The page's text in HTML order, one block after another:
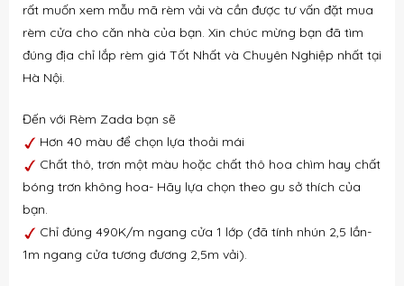
rất muốn xem mẫu mã rèm vải và cần được tư vấn đặt mua
rèm cửa cho căn nhà của bạn. Xin chúc mừng bạn đã tìm
đúng địa chỉ lắp rèm giá Tốt Nhất và Chuyên Nghiệp nhất tại
Hà Nội.
Đến với Rèm Zada bạn sẽ
Hơn 40 màu để chọn lựa thoải mái
Chất thô, trơn một màu hoặc chất thô hoa chìm hay chất
bóng trơn không hoa- Hãy lựa chọn theo gu sở thích của
bạn.
Chỉ đúng 490K/m ngang cửa 1 lớp (đã tính nhún 2,5 lần-
1m ngang cửa tương đương 2,5m vải).